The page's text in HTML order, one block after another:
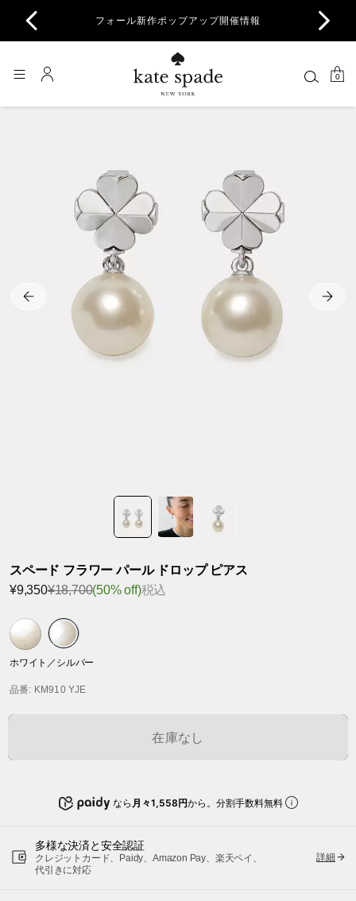
フォール新作ポップアップ開催情報
0
スペード フラワー パール ドロップ ピアス
¥9,350¥18,700(50% off)税込
ホワイト／シルバー
品番: KM910 YJE
在庫なし
なら 月々1,558円から。分割手数料無料
多様な決済と安全認証
クレジットカード、Paidy、Amazon Pay、楽天ペイ、
代引きに対応
詳細